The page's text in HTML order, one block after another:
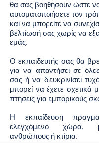
θα σας βοηθήσουν ώστε
αυτοματοποιήσετε τον
και να μπορείτε να
βελτίωσή σας χωρίς να
εμάς.
Ο εκπαιδευτής σας θα
για να απαντήσει σε
σας ή να διευκρινίσει
μπορεί να έχετε σχετικά
πτήσεις για εμπορικούς
Η εκπαίδευση
ελεγχόμενο χώρα,
ανθρώπους ή κτίρια.